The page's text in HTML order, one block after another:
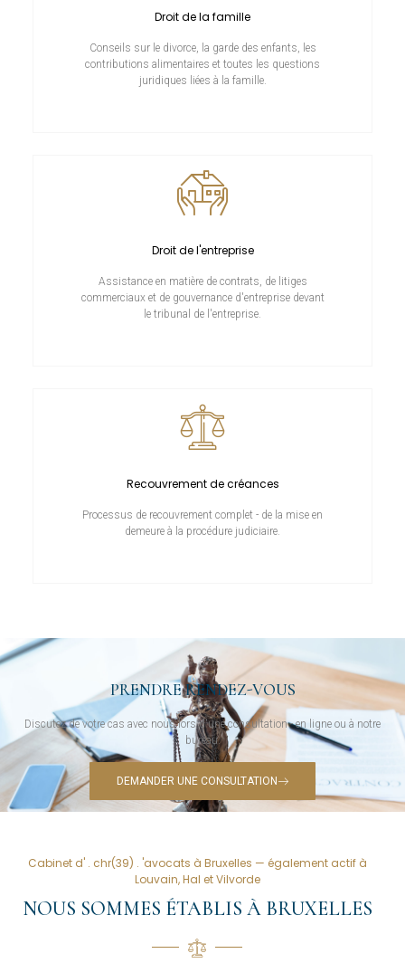
Droit de la famille
Conseils sur le divorce, la garde des enfants, les
contributions alimentaires et toutes les questions
juridiques liées à la famille.
Droit de l'entreprise
Assistance en matière de contrats, de litiges
commerciaux et de gouvernance d'entreprise devant
le tribunal de l'entreprise.
Recouvrement de créances
Processus de recouvrement complet - de la mise en
demeure à la procédure judiciaire.
PRENDRE RENDEZ-VOUS
Discutez de votre cas avec nous lors d'une consultation - en ligne ou à notre
bureau.
DEMANDER UNE CONSULTATION
Cabinet d' . chr(39) . 'avocats à Bruxelles — également actif à
Louvain, Hal et Vilvorde
NOUS SOMMES ÉTABLIS À BRUXELLES